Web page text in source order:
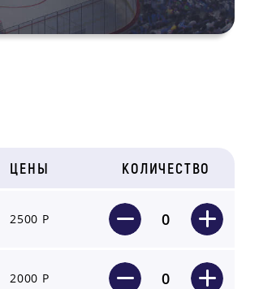
ЦЕНЫ КОЛИЧЕСТВО
2500 Р 0
2000 Р 0